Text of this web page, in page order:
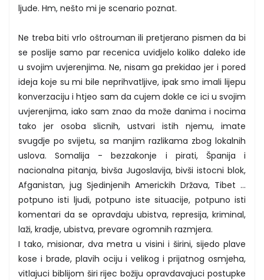
ljude. Hm, nešto mi je scenario poznat.
Ne treba biti vrlo oštrouman ili pretjerano pismen da bi
se poslije samo par recenica uvidjelo koliko daleko ide
u svojim uvjerenjima. Ne, nisam ga prekidao jer i pored
ideja koje su mi bile neprihvatljive, ipak smo imali lijepu
konverzaciju i htjeo sam da cujem dokle ce ici u svojim
uvjerenjima, iako sam znao da može danima i nocima
tako jer osoba slicnih, ustvari istih njemu, imate
svugdje po svijetu, sa manjim razlikama zbog lokalnih
uslova. Somalija - bezzakonje i pirati, Španija i
nacionalna pitanja, bivša Jugoslavija, bivši istocni blok,
Afganistan, jug Sjedinjenih Americkih Država, Tibet ...
potpuno isti ljudi, potpuno iste situacije, potpuno isti
komentari da se opravdaju ubistva, represija, kriminal,
laži, kradje, ubistva, prevare ogromnih razmjera.
I tako, misionar, dva metra u visini i širini, sijedo plave
kose i brade, plavih ociju i velikog i prijatnog osmjeha,
vitlajuci biblijom širi rijec božiju opravdavajuci postupke